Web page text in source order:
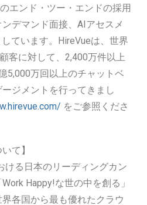
エンド・ツー・エンドの採用
デマンド面接、AIアセスメ
ています。HireVueは、世界
客に対して、2,400万件以上
5,000万回以上のチャットベ
ジメントを行ってきまし
をご参照くださ
て】
ける日本のリーディングカン
Happy!な世の中を創る」
各国から最も優れたクラウ